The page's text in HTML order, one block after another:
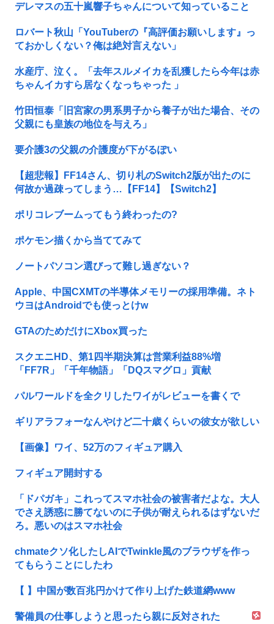
デレマスの五十嵐響子ちゃんについて知っていること
ロバート秋山「YouTuberの『高評価お願いします』っ
ておかしくない？俺は絶対言えない」
水産庁、泣く。「去年スルメイカを乱獲したら今年は赤
ちゃんイカすら居なくなっちゃった 」
竹田恒泰「旧宮家の男系男子から養子が出た場合、その
父親にも皇族の地位を与えろ」
要介護3の父親の介護度が下がるぽい
【超悲報】FF14さん、切り札のSwitch2版が出たのに
何故か過疎ってしまう…【FF14】【Switch2】
ポリコレブームってもう終わったの?
ポケモン描くから当ててみて
ノートパソコン選びって難し過ぎない？
Apple、中国CXMTの半導体メモリーの採用準備。ネト
ウヨはAndroidでも使っとけw
GTAのためだけにXbox買った
スクエニHD、第1四半期決算は営業利益88%増
「FF7R」「千年物語」「DQスマグロ」貢献
パルワールドを全クリしたワイがレビューを書くで
ギリアラフォーなんやけど二十歳くらいの彼女が欲しい
【画像】ワイ、52万のフィギュア購入
フィギュア開封する
「ドパガキ」これってスマホ社会の被害者だよな。大人
でさえ誘惑に勝てないのに子供が耐えられるはずないだ
ろ。悪いのはスマホ社会
chmateクソ化したしAIでTwinkle風のブラウザを作っ
てもらうことにしたわ
【 】中国が数百兆円かけて作り上げた鉄道網www
警備員の仕事しようと思ったら親に反対された